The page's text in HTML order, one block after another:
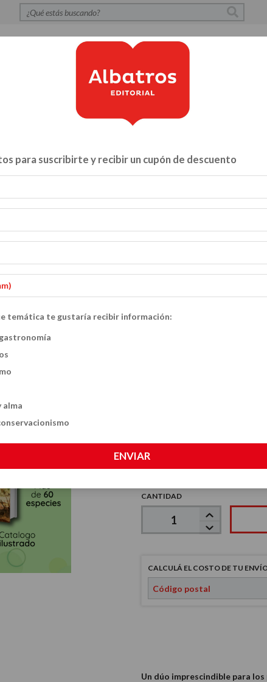
Colección Historia Natural Argentina
Colección
Chicos:
VER MEDIOS DE PAGO
CANTIDAD
CALCULÁ EL COSTO DE TU
Un dúo imprescindible para
para suscribirte y recibir un cupón de descuento
temática te gustaría recibir información:
alma
ENVIAR